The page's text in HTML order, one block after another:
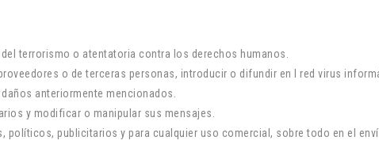
terrorismo o atentatoria contra los derechos humanos.
o de terceras personas, introducir o difundir en l red virus
anteriormente mencionados.
y modificar o manipular sus mensajes.
publicitarios y para cualquier uso comercial, sobre todo en el